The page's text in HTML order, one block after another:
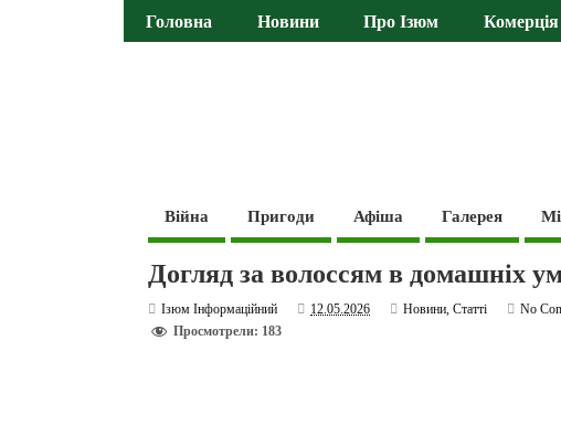
Головна Новини Про Ізюм Комерція
Війна Пригоди Афіша Галерея
Догляд за волоссям в домашніх
Ізюм Інформаційний 12.05.2026 Новини,Статті
No
Просмотрели: 183